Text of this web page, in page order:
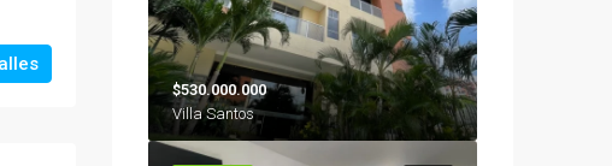
$530.000.000
Villa Santos